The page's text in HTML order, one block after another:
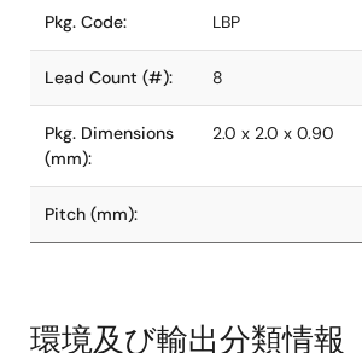
Pkg. Code: LBP
Lead Count (#): 8
Pkg. Dimensions
(mm):
2.0 x 2.0 x 0.90
Pitch (mm):
環境及び輸出分類情報